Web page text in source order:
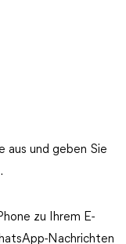
aus und geben Sie
.
zu Ihrem E-
Nachrichten